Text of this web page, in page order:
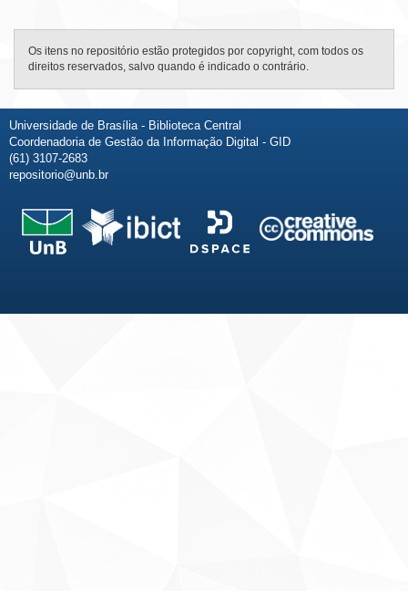
Os itens no repositório estão protegidos por copyright, com todos os
direitos reservados, salvo quando é indicado o contrário.
Universidade de Brasília - Biblioteca Central
Coordenadoria de Gestão da Informação Digital - GID
(61) 3107-2683
repositorio@unb.br